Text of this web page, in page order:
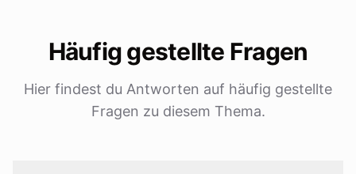
Häufig gestellte Fragen
Hier findest du Antworten auf häufig gestellte
Fragen zu diesem Thema.